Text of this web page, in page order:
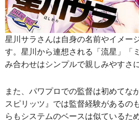
星川サラさんは自身の名前やイメー
す。星川から連想される「流星」「
み合わせはシンプルで親しみやすさ
また、パワプロでの監督は初めてな
スピリッツ』では監督経験があるの
らもシステムのベースは似ているた